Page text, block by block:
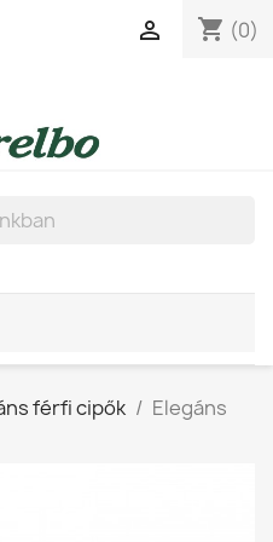
shopping_cart (0)

férfi cipők
Elegáns